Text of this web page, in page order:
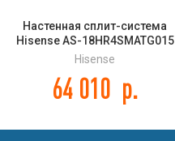
Настенная сплит-система
Hisense AS-18HR4SMATG015
NEO Premium Classic A
Hisense
64 010 р.